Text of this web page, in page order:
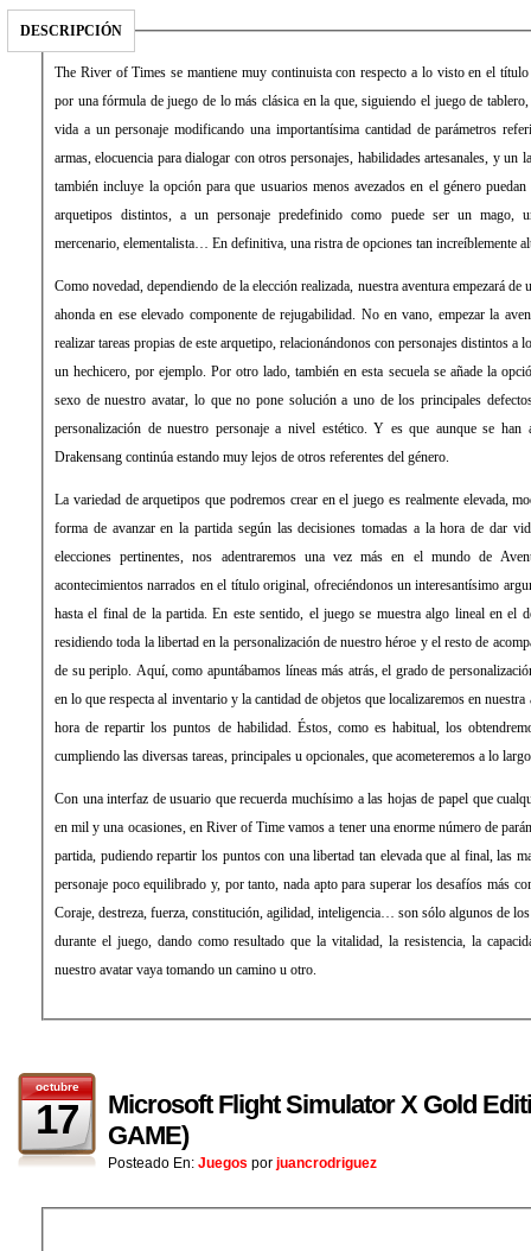
DESCRIPCIÓN
The River of Times se mantiene muy continuista con respecto a lo visto en el
por una fórmula de juego de lo más clásica en la que, siguiendo el juego de
vida a un personaje modificando una importantísima cantidad de parámetros
armas, elocuencia para dialogar con otros personajes, habilidades artesanales, y un
también incluye la opción para que usuarios menos avezados en el género
arquetipos distintos, a un personaje predefinido como puede ser un mago,
mercenario, elementalista… En definitiva, una ristra de opciones tan increíblemente
Como novedad, dependiendo de la elección realizada, nuestra aventura empezará
ahonda en ese elevado componente de rejugabilidad. No en vano, empezar la
realizar tareas propias de este arquetipo, relacionándonos con personajes distintos a
un hechicero, por ejemplo. Por otro lado, también en esta secuela se añade la
sexo de nuestro avatar, lo que no pone solución a uno de los principales
personalización de nuestro personaje a nivel estético. Y es que aunque se han
Drakensang continúa estando muy lejos de otros referentes del género.
La variedad de arquetipos que podremos crear en el juego es realmente elevada,
forma de avanzar en la partida según las decisiones tomadas a la hora de dar
elecciones pertinentes, nos adentraremos una vez más en el mundo de
acontecimientos narrados en el título original, ofreciéndonos un interesantísimo
hasta el final de la partida. En este sentido, el juego se muestra algo lineal en el
residiendo toda la libertad en la personalización de nuestro héroe y el resto de
de su periplo. Aquí, como apuntábamos líneas más atrás, el grado de
en lo que respecta al inventario y la cantidad de objetos que localizaremos en
hora de repartir los puntos de habilidad. Éstos, como es habitual, los
cumpliendo las diversas tareas, principales u opcionales, que acometeremos a lo
Con una interfaz de usuario que recuerda muchísimo a las hojas de papel que
en mil y una ocasiones, en River of Time vamos a tener una enorme número de
partida, pudiendo repartir los puntos con una libertad tan elevada que al final, las
personaje poco equilibrado y, por tanto, nada apto para superar los desafíos más
Coraje, destreza, fuerza, constitución, agilidad, inteligencia… son sólo algunos de
durante el juego, dando como resultado que la vitalidad, la resistencia, la
nuestro avatar vaya tomando un camino u otro.
octubre
17
Microsoft Flight Simulator X Gold
GAME)
Posteado En: Juegos por juancrodriguez